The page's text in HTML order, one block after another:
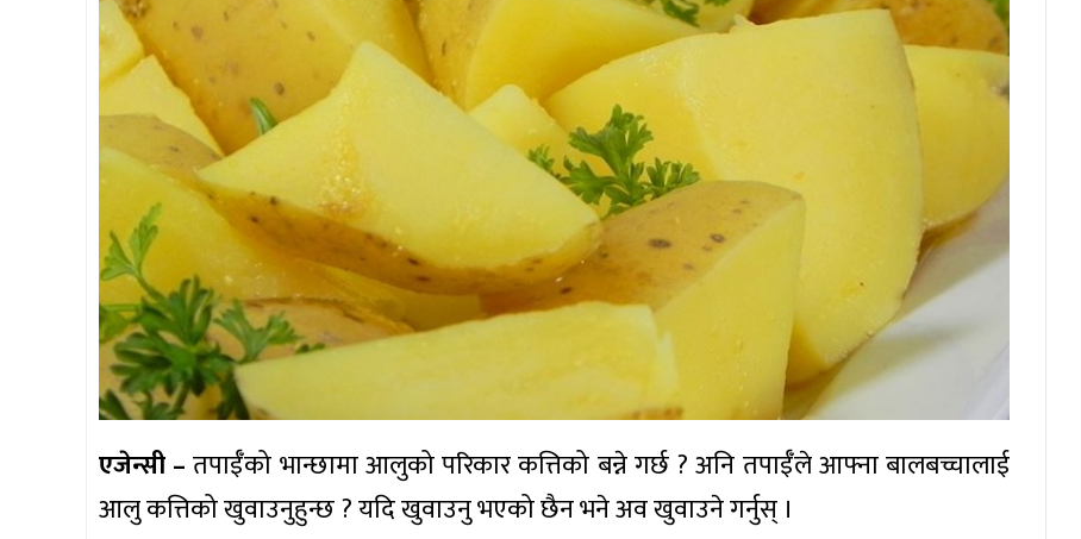
एजेन्सी –तपाईँको भान्छामा आलुको परिकार कत्तिको बन्ने गर्छ ? अनि तपाईँले आफ्ना बालबच्चालाई
आलु कत्तिको खुवाउनुहुन्छ ? यदि खुवाउनु भएको छैन भने अव खुवाउने गर्नुस् ।